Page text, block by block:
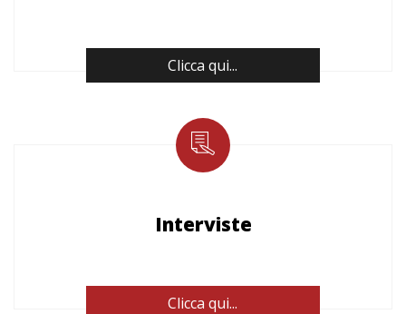
Clicca qui...
Interviste
Clicca qui...